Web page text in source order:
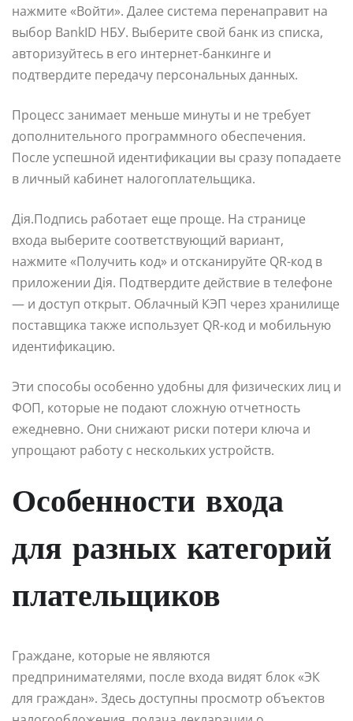
нажмите «Войти». Далее система перенаправит на
выбор BankID НБУ. Выберите свой банк из списка,
авторизуйтесь в его интернет-банкинге и
подтвердите передачу персональных данных.
Процесс занимает меньше минуты и не требует
дополнительного программного обеспечения.
После успешной идентификации вы сразу попадаете
в личный кабинет налогоплательщика.
Дія.Подпись работает еще проще. На странице
входа выберите соответствующий вариант,
нажмите «Получить код» и отсканируйте QR-код в
приложении Дія. Подтвердите действие в телефоне
— и доступ открыт. Облачный КЭП через хранилище
поставщика также использует QR-код и мобильную
идентификацию.
Эти способы особенно удобны для физических лиц и
ФОП, которые не подают сложную отчетность
ежедневно. Они снижают риски потери ключа и
упрощают работу с нескольких устройств.
Особенности входа
для разных категорий
плательщиков
Граждане, которые не являются
предпринимателями, после входа видят блок «ЭК
для граждан». Здесь доступны просмотр объектов